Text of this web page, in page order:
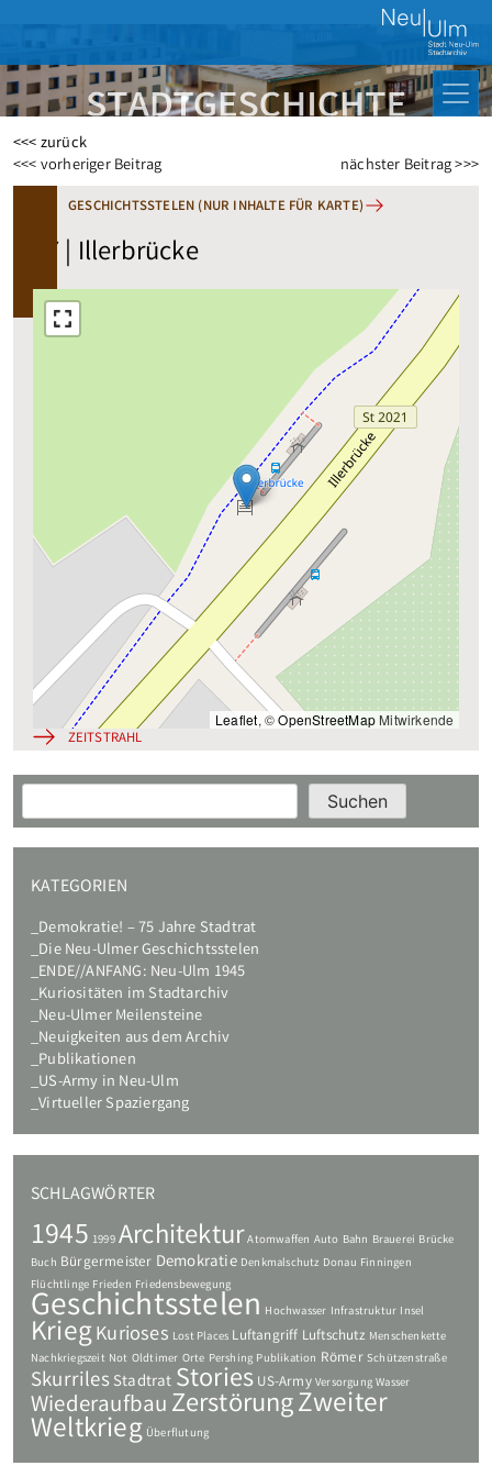
<<< zurück
Beitragsnavigation
<<< vorheriger Beitrag nächster Beitrag >>>
GESCHICHTSSTELEN (NUR INHALTE FÜR KARTE)
87 | Illerbrücke
Leaflet, ©OpenStreetMapMitwirkende
ZEITSTRAHL
Suchen Suchen
KATEGORIEN
Demokratie! – 75 Jahre Stadtrat
Die Neu-Ulmer Geschichtsstelen
ENDE//ANFANG: Neu-Ulm 1945
Kuriositäten im Stadtarchiv
Neu-Ulmer Meilensteine
Neuigkeiten aus dem Archiv
Publikationen
US-Army in Neu-Ulm
Virtueller Spaziergang
SCHLAGWÖRTER
1945 1999 Architektur Atomwaffen Auto Bahn Brauerei Brücke
Buch Bürgermeister Demokratie Denkmalschutz Donau Finningen
Flüchtlinge Frieden Friedensbewegung
Geschichtsstelen Hochwasser Infrastruktur Insel
KriegKurioses Lost Places Luftangriff Luftschutz Menschenkette
Nachkriegszeit Not Oldtimer Orte Pershing Publikation Römer Schützenstraße
SkurrilesStadtrat Stories US-Army Versorgung Wasser
Wiederaufbau ZerstörungZweiter
Weltkrieg Überflutung